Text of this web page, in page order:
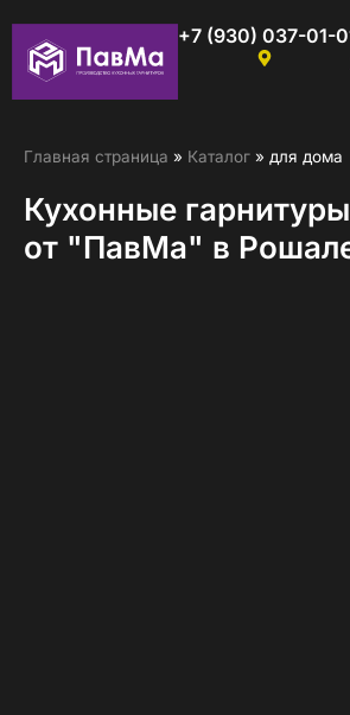
+7 (930) 037-01-
Главная страница » Каталог » для дома
Кухонные
от "ПавМа" в